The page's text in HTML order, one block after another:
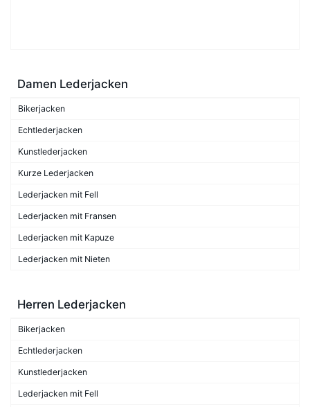
Damen Lederjacken
Bikerjacken
Echtlederjacken
Kunstlederjacken
Kurze Lederjacken
Lederjacken mit Fell
Lederjacken mit Fransen
Lederjacken mit Kapuze
Lederjacken mit Nieten
Herren Lederjacken
Bikerjacken
Echtlederjacken
Kunstlederjacken
Lederjacken mit Fell